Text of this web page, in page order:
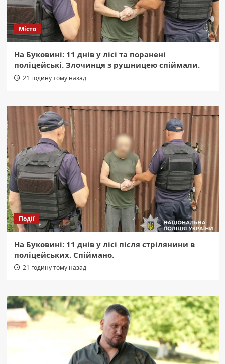
Місто
На Буковині: 11 днів у лісі та поранені
поліцейські. Злочинця з рушницею спіймали.
21 годину тому назад
Події
На Буковині: 11 днів у лісі після стрілянини в
поліцейських. Спіймано.
21 годину тому назад